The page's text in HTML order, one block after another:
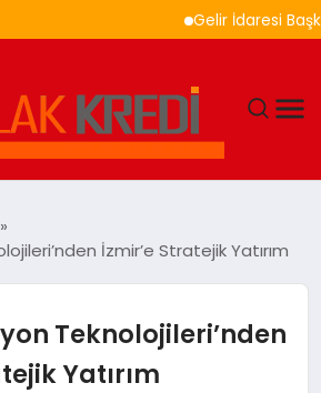
Gelir İdaresi
İzmir’e Stratejik Yatırım
Teknolojileri’nden
Yatırım